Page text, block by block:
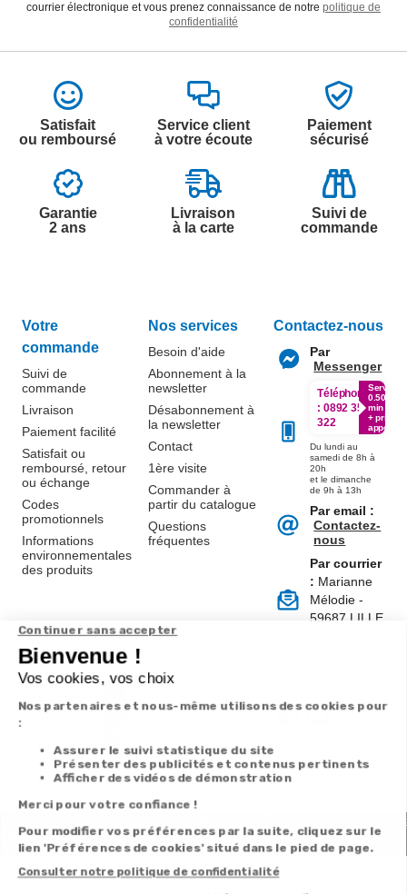
courrier électronique et vous prenez connaissance de notre politique de
confidentialité
Satisfait
ou remboursé
Service client
à votre écoute
Paiement
sécurisé
Garantie
2 ans
Livraison
à la carte
Suivi de
commande
Votre
commande
Suivi de
commande
Livraison
Paiement facilité
Satisfait ou
remboursé, retour
ou échange
Codes
promotionnels
Informations
environnementales
des produits
Nos services
Besoin d'aide
Abonnement à la
newsletter
Désabonnement à
la newsletter
Contact
1ère visite
Commander à
partir du catalogue
Questions
fréquentes
nous
Avis Clients
Contactez-nous
Par
Messenger
Téléphone
: 0892 350
322
Service
0.50€ /
min
+ prix
appel
Du lundi au
samedi de 8h à
20h
et le dimanche
de 9h à 13h
Par email :
Contactez-
nous
Par courrier
: Marianne
Mélodie -
59687 LILLE
personnelles et
cookies
les cookies
légales
générales de
vente